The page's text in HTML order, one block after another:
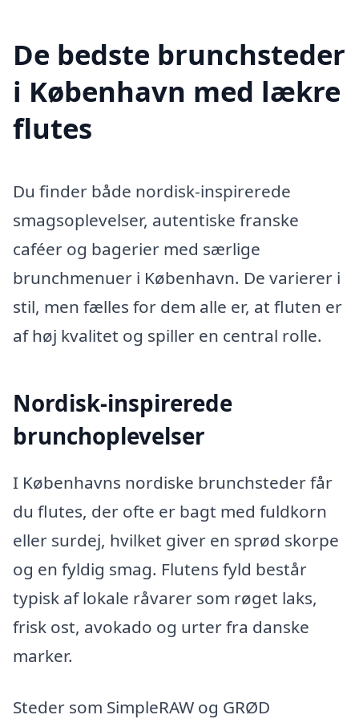
De bedste brunchsteder
i København med lækre
flutes
Du finder både nordisk-inspirerede
smagsoplevelser, autentiske franske
caféer og bagerier med særlige
brunchmenuer i København. De varierer i
stil, men fælles for dem alle er, at fluten er
af høj kvalitet og spiller en central rolle.
Nordisk-inspirerede
brunchoplevelser
I Københavns nordiske brunchsteder får
du flutes, der ofte er bagt med fuldkorn
eller surdej, hvilket giver en sprød skorpe
og en fyldig smag. Flutens fyld består
typisk af lokale råvarer som røget laks,
frisk ost, avokado og urter fra danske
marker.
Steder som SimpleRAW og GRØD